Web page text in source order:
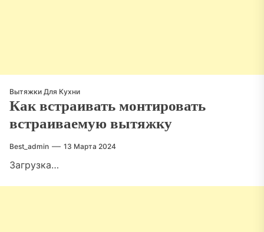
Вытяжки Для Кухни
Как встраивать монтировать
встраиваемую вытяжку
Best_admin 13 Марта 2024
Загрузка…